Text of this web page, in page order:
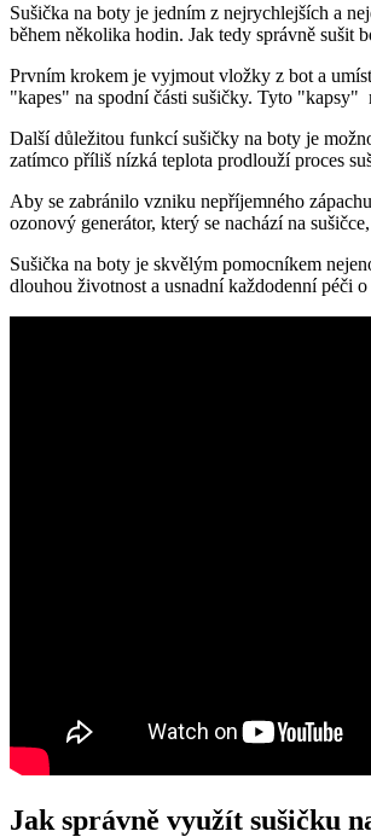
Sušička na boty ​je jedním z ‌nejrychlejších a
během několika hodin. Jak tedy správně sušit
Prvním krokem je vyjmout vložky z bot a
"kapes" ‍na​ spodní části ⁢sušičky. Tyto "kapsy"
Další důležitou funkcí sušičky na boty je
zatímco ‍příliš nízká teplota‍ prodlouží proces
Aby se zabránilo vzniku nepříjemného
ozonový generátor,⁣ který se nachází‌ na
Sušička na boty je skvělým⁤ pomocníkem
dlouhou životnost a usnadní každodenní péči ‌o
Jak správně využít sušičku